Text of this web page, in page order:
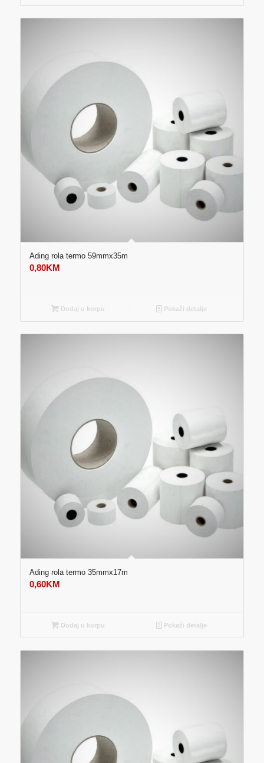
Ading rola termo 59mmx35m
0,80KM
Dodaj u korpu Pokaži detalje
Ading rola termo 35mmx17m
0,60KM
Dodaj u korpu Pokaži detalje